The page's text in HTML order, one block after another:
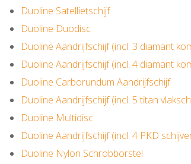
Duoline Satellietschijf
Duoline Duodisc
Duoline Aandrijfschijf (incl. 3 diamant
Duoline Aandrijfschijf (incl. 4 diamant
Duoline Carborundum Aandrijfschijf
Duoline Aandrijfschijf (incl. 5 titan
Duoline Multidisc
Duoline Aandrijfschijf (incl. 4 PKD
Duoline Nylon Schrobborstel